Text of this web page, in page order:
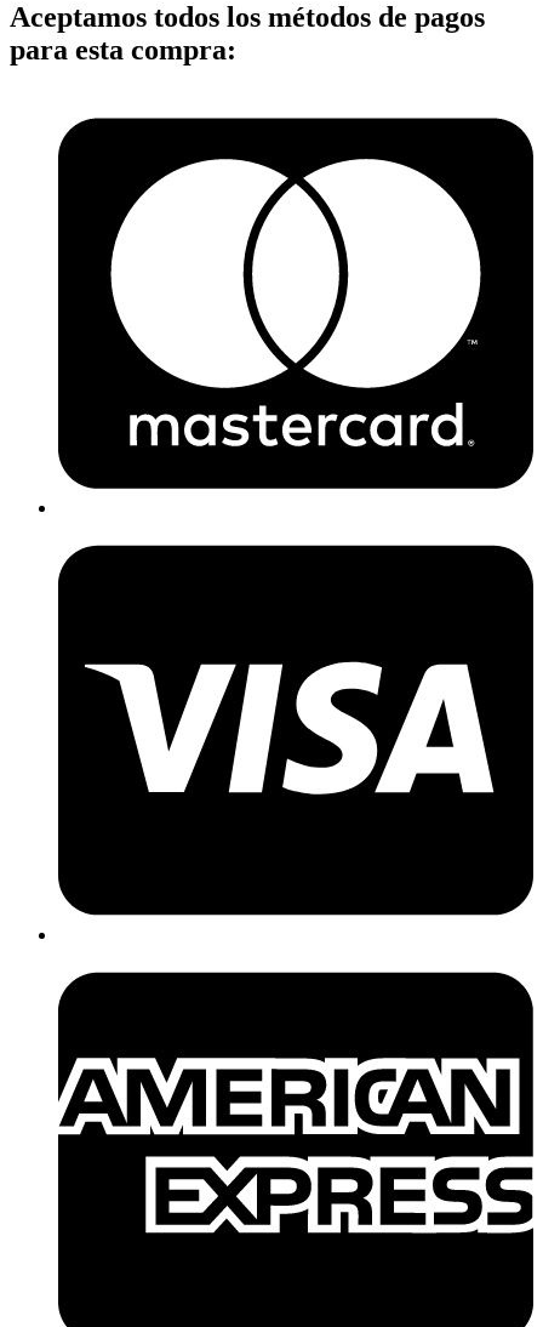
Aceptamos todos los métodos de pagos
para esta compra: